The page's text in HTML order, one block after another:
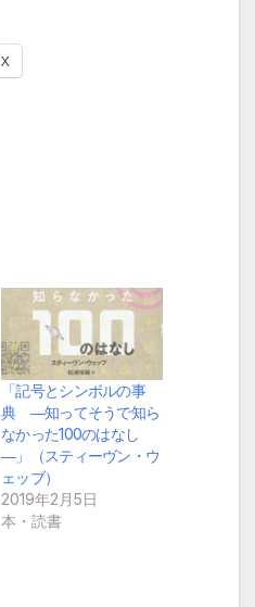
X
「記号とシンボルの事
典 ―知ってそうで知ら
なかった100のはなし
―」（スティーヴン・ウ
ェッブ）
2019年2月5日
本・読書